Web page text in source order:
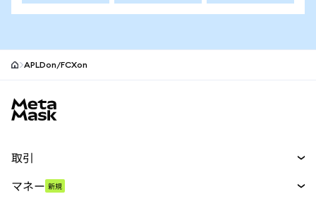
APLDon/FCXon
取引
マネー 新規